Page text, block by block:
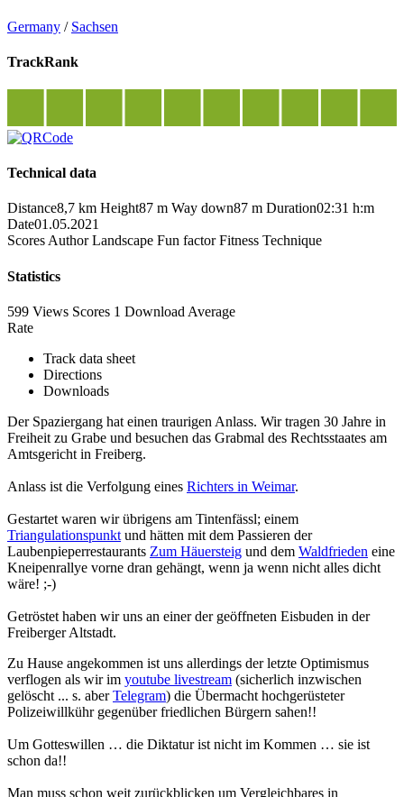
Germany / Sachsen
TrackRank
Technical data
Distance8,7 km Height87 m Way down87 m Duration02:31 h:m
Date01.05.2021
Scores Author Landscape Fun factor Fitness Technique
Statistics
599 Views Scores 1 Download Average
Rate
Track data sheet
Directions
Downloads
Der Spaziergang hat einen traurigen Anlass. Wir tragen 30 Jahre in
Freiheit zu Grabe und besuchen das Grabmal des Rechtsstaates am
Amtsgericht in Freiberg.
Anlass ist die Verfolgung eines Richters in Weimar.
Gestartet waren wir übrigens am Tintenfässl; einem
Triangulationspunkt und hätten mit dem Passieren der
Laubenpieperrestaurants Zum Häuersteig und dem Waldfrieden eine
Kneipenrallye vorne dran gehängt, wenn ja wenn nicht alles dicht
wäre! ;-)
Getröstet haben wir uns an einer der geöffneten Eisbuden in der
Freiberger Altstadt.
Zu Hause angekommen ist uns allerdings der letzte Optimismus
verflogen als wir im youtube livestream (sicherlich inzwischen
gelöscht ... s. aberTelegram) die Übermacht hochgerüsteter
Polizeiwillkühr gegenüber friedlichen Bürgern sahen!!
Um Gotteswillen … die Diktatur ist nicht im Kommen … sie ist
schon da!!
Man muss schon weit zurückblicken um Vergleichbares in